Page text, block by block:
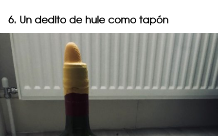
6. Un dedito de hule como tapón